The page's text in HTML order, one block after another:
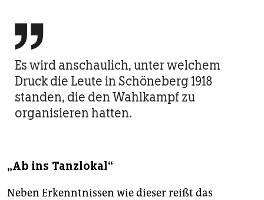

Es wird anschaulich, unter welchem
Druck die Leute in Schöneberg 1918
standen, die den Wahlkampf zu
organisieren hatten.
„Ab ins Tanzlokal“
Neben Erkenntnissen wie dieser reißt das